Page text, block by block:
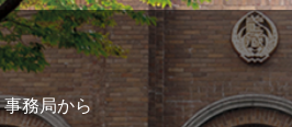
事務局から